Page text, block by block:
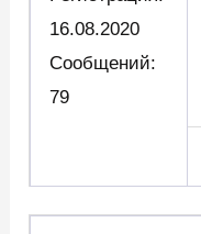
16.08.2020
Сообщений:
79